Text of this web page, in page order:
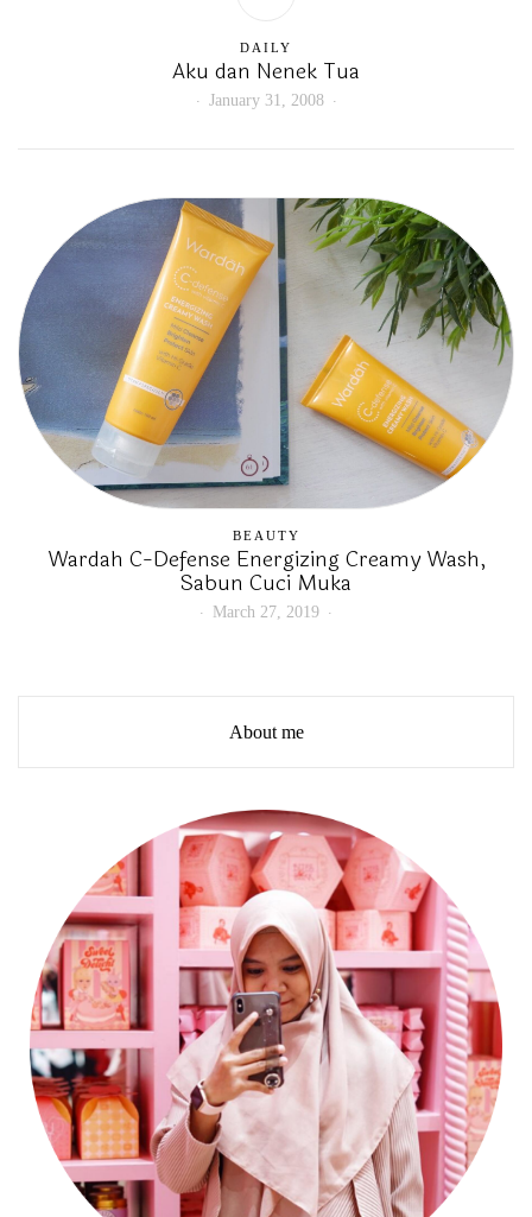
DAILY
Aku dan Nenek Tua
January 31, 2008
BEAUTY
Wardah C-Defense Energizing Creamy Wash,
Sabun Cuci Muka
March 27, 2019
About me